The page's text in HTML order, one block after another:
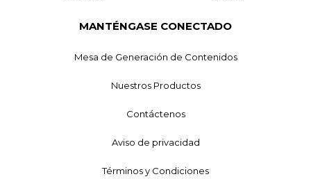
MANTÉNGASE CONECTADO
Mesa de Generación de Contenidos
Nuestros Productos
Contáctenos
Aviso de privacidad
Términos y Condiciones